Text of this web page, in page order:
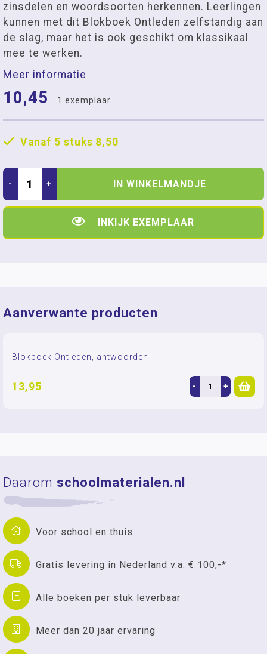
zinsdelen en woordsoorten herkennen. Leerlingen
kunnen met dit Blokboek Ontleden zelfstandig aan
de slag, maar het is ook geschikt om klassikaal
mee te werken.
Meer informatie
10,45 1 exemplaar
Vanaf 5 stuks 8,50
- + IN WINKELMANDJE
INKIJK EXEMPLAAR
Aanverwante producten
Blokboek Ontleden, antwoorden
13,95 - +
Daarom schoolmaterialen.nl
Voor school en thuis
Gratis levering in Nederland v.a. € 100,-*
Alle boeken per stuk leverbaar
Meer dan 20 jaar ervaring